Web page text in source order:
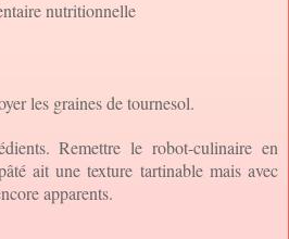
nutritionnelle
les graines de tournesol.
Remettre le robot-culinaire en
ait une texture tartinable mais avec
apparents.